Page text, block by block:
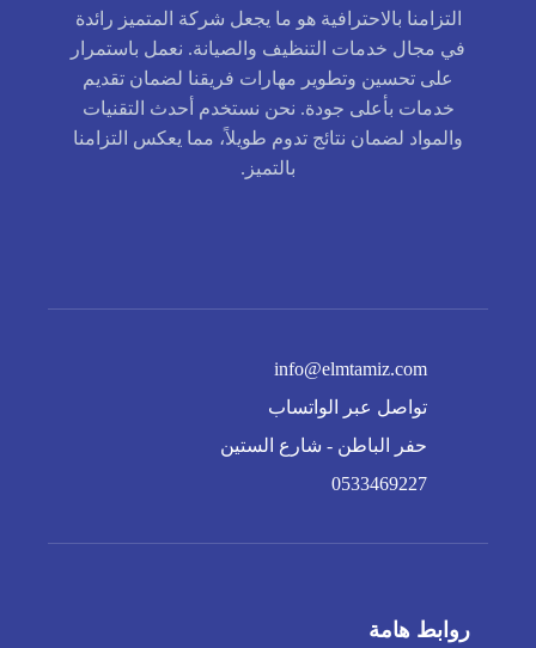
التزامنا بالاحترافية هو ما يجعل شركة المتميز رائدة
في مجال خدمات التنظيف والصيانة. نعمل باستمرار
على تحسين وتطوير مهارات فريقنا لضمان تقديم
خدمات بأعلى جودة. نحن نستخدم أحدث التقنيات
والمواد لضمان نتائج تدوم طويلاً، مما يعكس التزامنا
بالتميز.
info@elmtamiz.com
تواصل عبر الواتساب
حفر الباطن - شارع الستين
0533469227
روابط هامة